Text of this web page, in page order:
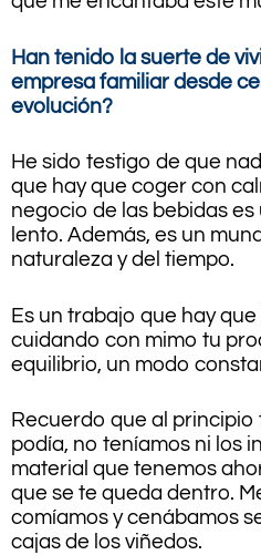
Han tenido la suerte de
empresa familiar desde
evolución?
He sido testigo de que
que hay que coger con
negocio de las bebidas
lento. Además, es un
naturaleza y del tiempo.
Es un trabajo que hay
cuidando con mimo tu
equilibrio, un modo
Recuerdo que al
podía, no teníamos ni los
material que tenemos
que se te queda dentro.
comíamos y cenábamos
cajas de los viñedos.